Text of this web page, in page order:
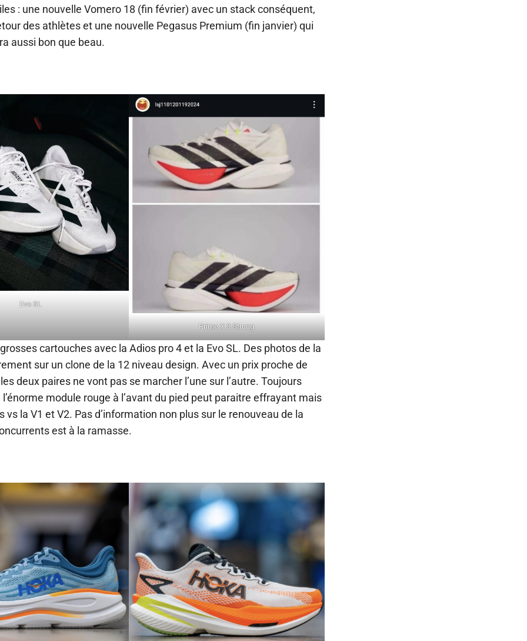
: une nouvelle Vomero 18 (fin février) avec un stack conséquent,
des athlètes et une nouvelle Pegasus Premium (fin janvier) qui
aussi bon que beau.
Evo SL
Prime X 3 Strung
cartouches avec la Adios pro 4 et la Evo SL. Des photos de la
sur un clone de la 12 niveau design. Avec un prix proche de
deux paires ne vont pas se marcher l’une sur l’autre. Toujours
module rouge à l’avant du pied peut paraitre effrayant mais
la V1 et V2. Pas d’information non plus sur le renouveau de la
est à la ramasse.